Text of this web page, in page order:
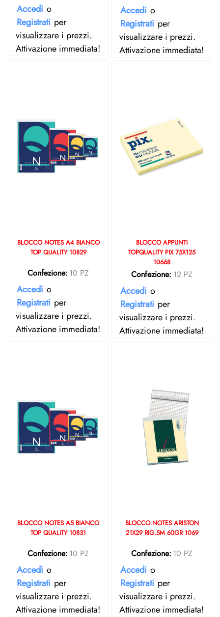
Accedi o
Registrati per
visualizzare i prezzi.
Attivazione immediata!
Accedi o
Registrati per
visualizzare i prezzi.
Attivazione immediata!
BLOCCO NOTES A4 BIANCO
TOP QUALITY 10829
Confezione: 10 PZ
Accedi o
Registrati per
visualizzare i prezzi.
Attivazione immediata!
BLOCCO APPUNTI
TOPQUALITY PIX 75X125
10668
Confezione: 12 PZ
Accedi o
Registrati per
visualizzare i prezzi.
Attivazione immediata!
BLOCCO NOTES A5 BIANCO
TOP QUALITY 10831
Confezione: 10 PZ
Accedi o
Registrati per
visualizzare i prezzi.
Attivazione immediata!
BLOCCO NOTES ARISTON
21X29 RIG.5M 60GR 1069
Confezione: 10 PZ
Accedi o
Registrati per
visualizzare i prezzi.
Attivazione immediata!